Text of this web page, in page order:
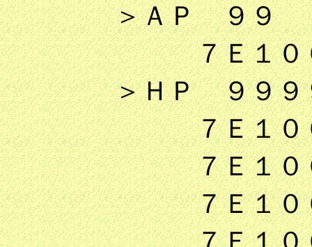
＞ＡＰ ９９
７Ｅ１００７
＞ＨＰ ９９９
７Ｅ１００８
７Ｅ１００９
７Ｅ１００Ａ